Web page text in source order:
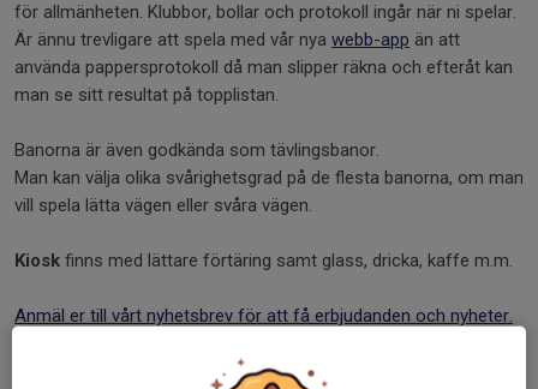
för allmänheten. Klubbor, bollar och protokoll ingår när ni spelar.
Är ännu trevligare att spela med vår nya webb-app än att
använda pappersprotokoll då man slipper räkna och efteråt kan
man se sitt resultat på topplistan.
Banorna är även godkända som tävlingsbanor.
Man kan välja olika svårighetsgrad på de flesta banorna, om man
vill spela lätta vägen eller svåra vägen.
Kiosk finns med lättare förtäring samt glass, dricka, kaffe m.m.
Anmäl er till vårt nyhetsbrev för att få erbjudanden och nyheter.
hemsida i mobilen